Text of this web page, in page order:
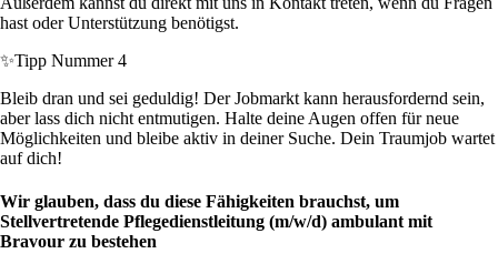
hast oder Unterstützung benötigst.
✨Tipp Nummer 4
Bleib dran und sei geduldig! Der Jobmarkt kann herausfordernd sein,
aber lass dich nicht entmutigen. Halte deine Augen offen für neue
Möglichkeiten und bleibe aktiv in deiner Suche. Dein Traumjob wartet
auf dich!
Wir glauben, dass du diese Fähigkeiten brauchst, um
Stellvertretende Pflegedienstleitung (m/w/d) ambulant mit
Bravour zu bestehen